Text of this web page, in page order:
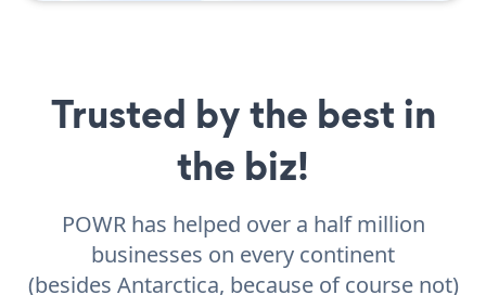
Trusted by the best in
the biz!
POWR has helped over a half million
businesses on every continent
(besides Antarctica, because of course not)